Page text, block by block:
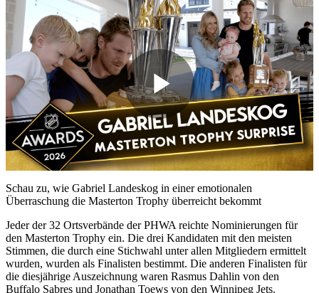
Play
Video
Schau zu, wie Gabriel Landeskog in einer emotionalen
Überraschung die Masterton Trophy überreicht bekommt
Jeder der 32 Ortsverbände der PHWA reichte Nominierungen für
den Masterton Trophy ein. Die drei Kandidaten mit den meisten
Stimmen, die durch eine Stichwahl unter allen Mitgliedern ermittelt
wurden, wurden als Finalisten bestimmt. Die anderen Finalisten für
die diesjährige Auszeichnung waren Rasmus Dahlin von den
Buffalo Sabres und Jonathan Toews von den Winnipeg Jets.